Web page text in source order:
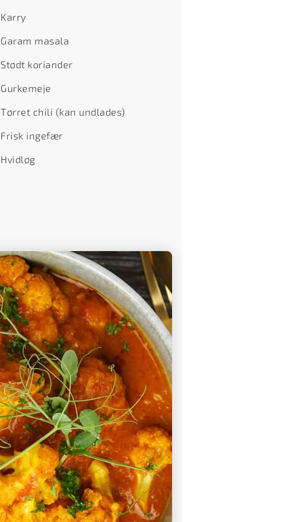
Karry
Garam masala
Stødt koriander
Gurkemeje
Tørret chili (kan undlades)
Frisk ingefær
Hvidløg